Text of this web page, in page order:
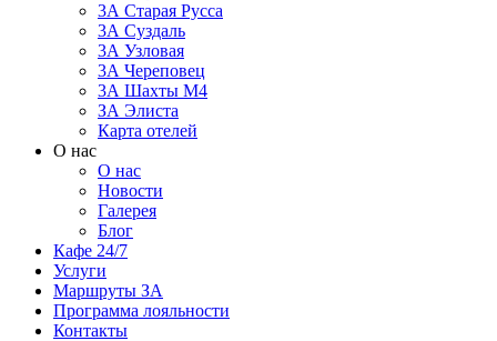
3А Старая Русса
3А Суздаль
3А Узловая
3А Череповец
3А Шахты М4
ЗА Элиста
Карта отелей
О нас
О нас
Новости
Галерея
Блог
Кафе 24/7
Услуги
Маршруты ЗА
Программа лояльности
Контакты